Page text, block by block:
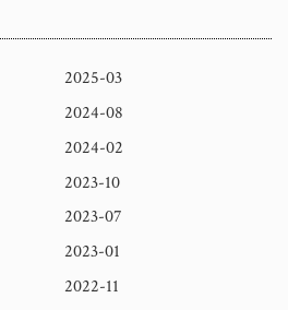
2025-03
2024-08
2024-02
2023-10
2023-07
2023-01
2022-11